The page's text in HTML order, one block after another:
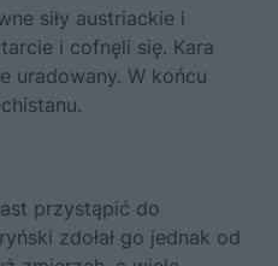
siły austriackie i
i cofnęli się. Kara
uradowany. W końcu
przystąpić do
zdołał go jednak od